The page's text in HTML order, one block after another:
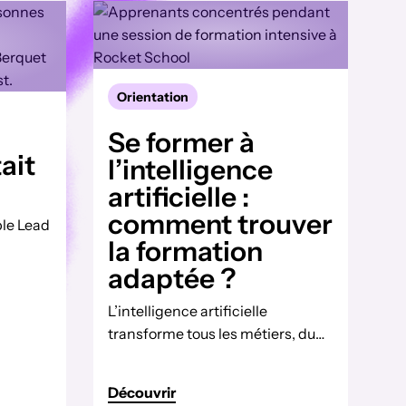
Lead
Orientation
Se former à
l’intelligence
artificielle :
comment trouver
la formation
adaptée ?
L’intelligence artificielle
transforme tous les métiers, du
Mais une idée reçue persiste : «
Découvrir